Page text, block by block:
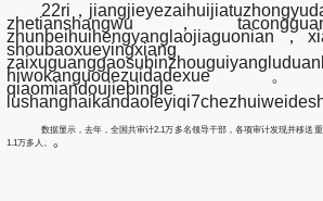
22ri，
zhetianshangwu，
zhunbeihuihengyanglaojiaguonian，
数据显示，去年，全国共审计2.1万多名领导干部，各项审计发现并移送重
1.1万多人。 。